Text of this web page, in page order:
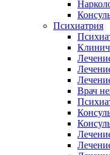
Психиатрия
Врач